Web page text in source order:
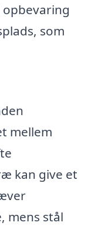
som
mellem
kan give et
mens stål